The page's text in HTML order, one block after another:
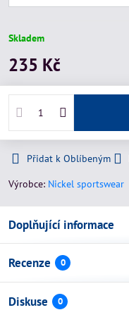
Skladem
235 Kč
Přidat k Oblíbeným
Výrobce: Nickel sportswear
Doplňující informace
Recenze 0
Diskuse 0